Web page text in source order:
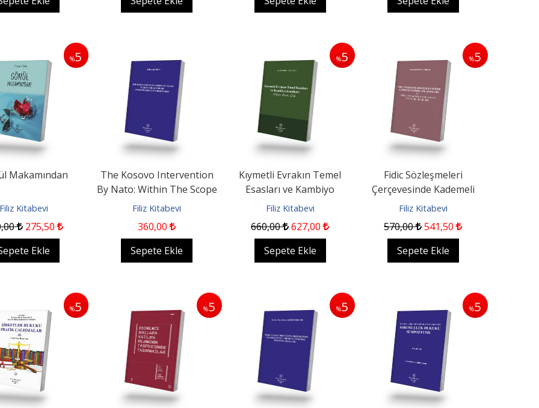
%5
Makamından
Filiz Kitabevi
,00 275,50
Ekle
The Kosovo Intervention
By Nato: Within The Scope
Of Humanitarian...
Filiz Kitabevi
360,00
Sepete Ekle
%5
Kıymetli Evrakın Temel
Esasları ve Kambiyo
Senetleri: Poliçe, Bono, Çek
Filiz Kitabevi
660,00 627,00
Sepete Ekle
%5
Fidic Sözleşmeleri
Çerçevesinde Kademeli
Tahkim Anlaşmaları ve
Filiz Kitabevi
570,00 541,50
Sepete Ekle
%5 %5 %5 %5